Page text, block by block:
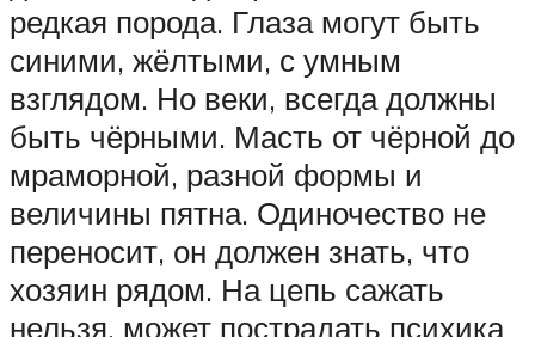
редкая порода. Глаза могут быть
синими, жёлтыми, с умным
взглядом. Но веки, всегда должны
быть чёрными. Масть от чёрной до
мраморной, разной формы и
величины пятна. Одиночество не
переносит, он должен знать, что
хозяин рядом. На цепь сажать
нельзя, может пострадать психика